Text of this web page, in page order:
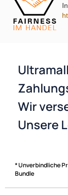
History
* Unverbindliche
Bundle